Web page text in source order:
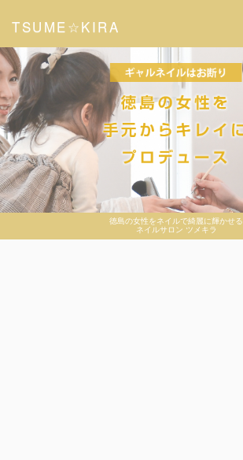
徳島の女性をネイルで綺麗に輝かせる
ネイルサロン ツメキラ
TSUME☆KIRA